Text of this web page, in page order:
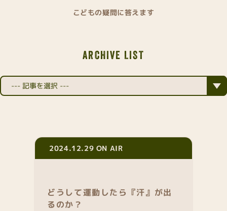
こどもの疑問に答えます
ARCHIVE LIST
2024.12.29 ON AIR
どうして運動したら『汗』が出
るのか？